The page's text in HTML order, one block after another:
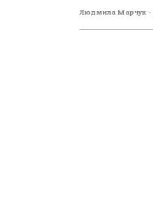
Людмила Марчук -